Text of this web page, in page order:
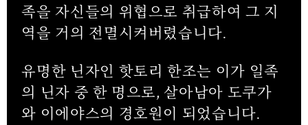
족을 자신들의 위협으로 취급하여 그 지
역을 거의 전멸시켜버렸습니다.
유명한 닌자인 핫토리 한조는 이가 일족
의 닌자 중 한 명으로, 살아남아 도쿠가
와 이에야스의 경호원이 되었습니다.